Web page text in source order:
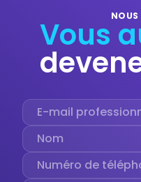
Vous